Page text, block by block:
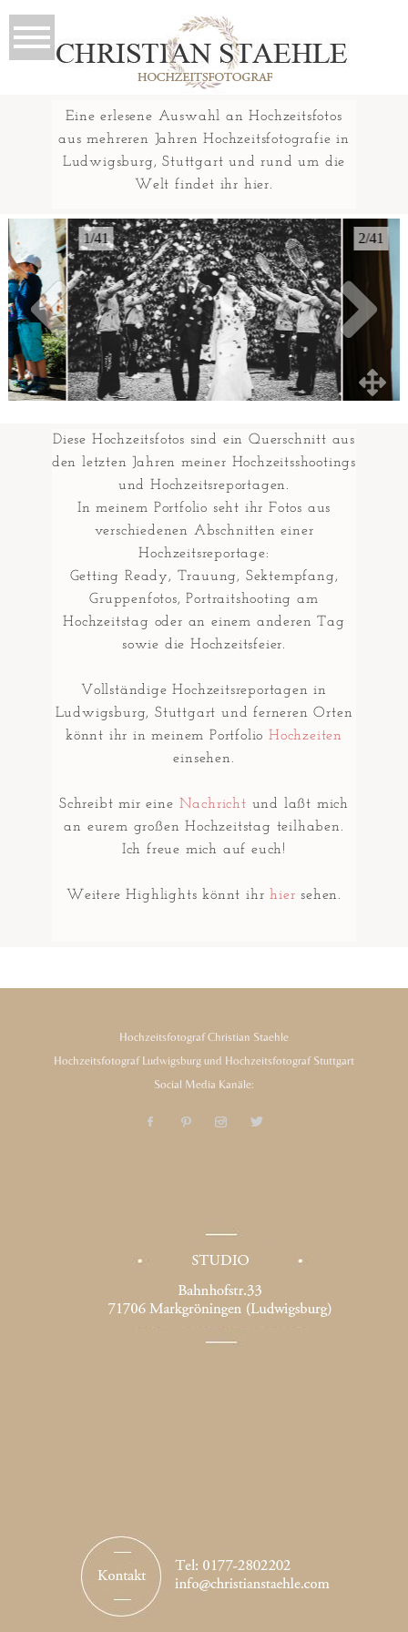
Eine erlesene Auswahl an Hochzeitsfotos
aus mehreren Jahren Hochzeitsfotografie in
Ludwigsburg, Stuttgart und rund um die
Welt findet ihr hier.
1/41 2/41
Diese Hochzeitsfotos sind ein Querschnitt aus
den letzten Jahren meiner Hochzeitsshootings
und Hochzeitsreportagen.
In meinem Portfolio seht ihr Fotos aus
verschiedenen Abschnitten einer
Hochzeitsreportage:
Getting Ready, Trauung, Sektempfang,
Gruppenfotos, Portraitshooting am
Hochzeitstag oder an einem anderen Tag
sowie die Hochzeitsfeier.
Vollständige Hochzeitsreportagen in
Ludwigsburg, Stuttgart und ferneren Orten
könnt ihr in meinem Portfolio Hochzeiten
einsehen.
Schreibt mir eine Nachricht und laßt mich
an eurem großen Hochzeitstag teilhaben.
Ich freue mich auf euch!
Weitere Highlights könnt ihrhier sehen.
Hochzeitsfotograf Christian Staehle
Hochzeitsfotograf Ludwigsburg und Hochzeitsfotograf Stuttgart
Social Media Kanäle: